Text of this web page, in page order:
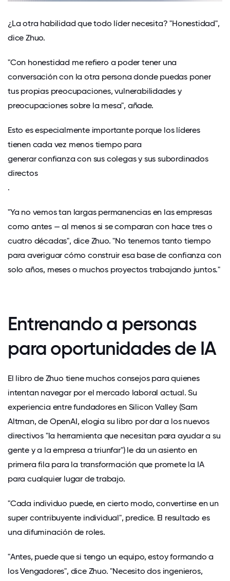
¿La otra habilidad que todo líder necesita? "Honestidad",
dice Zhuo.
"Con honestidad me refiero a poder tener una
conversación con la otra persona donde puedas poner
tus propias preocupaciones, vulnerabilidades y
preocupaciones sobre la mesa", añade.
Esto es especialmente importante porque los líderes
tienen cada vez menos tiempo para
generar confianza con sus colegas y sus subordinados
directos
.
"Ya no vemos tan largas permanencias en las empresas
como antes — al menos si se comparan con hace tres o
cuatro décadas", dice Zhuo. "No tenemos tanto tiempo
para averiguar cómo construir esa base de confianza con
solo años, meses o muchos proyectos trabajando juntos."
Entrenando a personas
para oportunidades de IA
El libro de Zhuo tiene muchos consejos para quienes
intentan navegar por el mercado laboral actual. Su
experiencia entre fundadores en Silicon Valley (Sam
Altman, de OpenAI, elogia su libro por dar a los nuevos
directivos "la herramienta que necesitan para ayudar a su
gente y a la empresa a triunfar") le da un asiento en
primera fila para la transformación que promete la IA
para cualquier lugar de trabajo.
"Cada individuo puede, en cierto modo, convertirse en un
super contribuyente individual", predice. El resultado es
una difuminación de roles.
"Antes, puede que si tengo un equipo, estoy formando a
los Vengadores", dice Zhuo. "Necesito dos ingenieros,